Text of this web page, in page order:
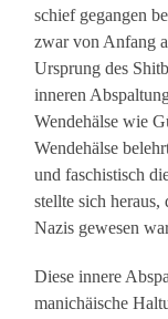
schief gegangen
zwar von Anfang
Ursprung des
inneren
Wendehälse wie
Wendehälse
und faschistisch
stellte sich heraus,
Nazis gewesen
Diese innere
manichäische